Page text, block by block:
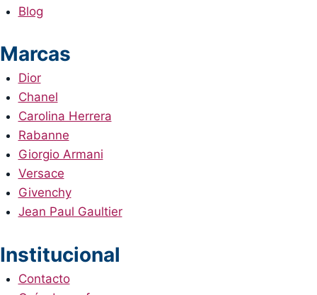
Blog
Marcas
Dior
Chanel
Carolina Herrera
Rabanne
Giorgio Armani
Versace
Givenchy
Jean Paul Gaultier
Institucional
Contacto